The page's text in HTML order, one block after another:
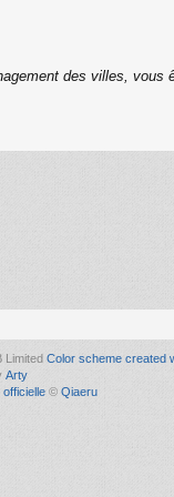
des villes, vous
Limited Color scheme created
Arty
© Qiaeru